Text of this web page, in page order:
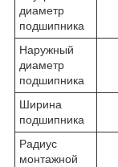
диаметр
подшипника
Наружный
диаметр
подшипника
Ширина
подшипника
Радиус
монтажной